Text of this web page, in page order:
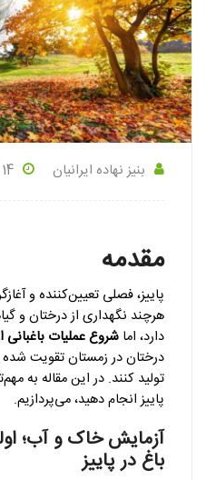
بنیز نهاده ایرانیان 14 آبان 1404
مقدمه
پاییز، فصلی تعیین‌کننده و
هرچند نگهداری از درختان و
دارد، اما شروع عملیات باغبانی
درختان در زمستان تقویت شده
تولید کنند. در این مقاله به
پاییز انجام دهید، می‌پردازیم.
آزمایش خاک و آب؛
باغ در پاییز